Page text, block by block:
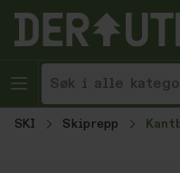
Hopp til innhold
SKI Skiprepp